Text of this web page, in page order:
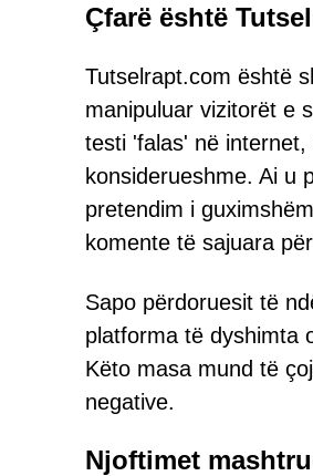
Çfarë është
Tutselrapt.com është
manipuluar vizitorët e
testi 'falas' në
konsiderueshme. Ai u
pretendim i
komente të sajuara
Sapo përdoruesit të
platforma të dyshimta
Këto masa mund të
negative.
Njoftimet